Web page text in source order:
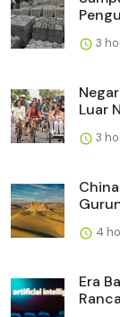
3
Luar
3
4
Era